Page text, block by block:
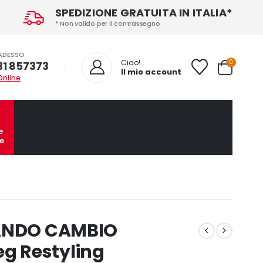
SPEDIZIONE GRATUITA IN ITALIA*
* Non valido per il contrassegno
857373 Ciao!
Il mio account
0
CAMBIO
Restyling